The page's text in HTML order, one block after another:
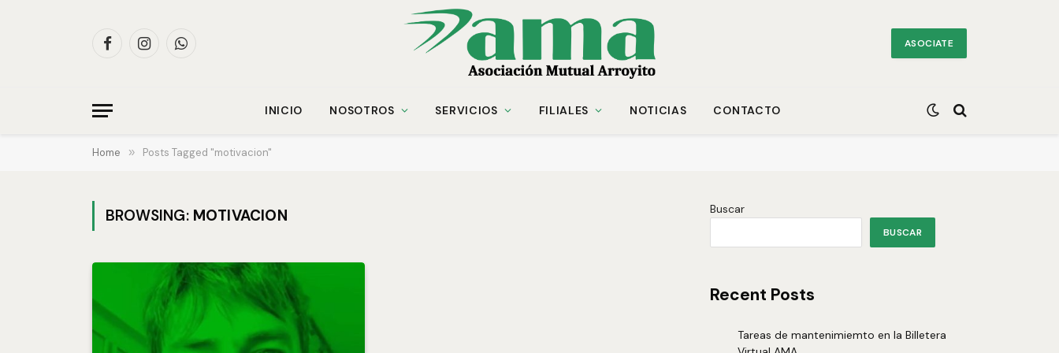
FacebookInstagramWhatsApp ASOCIATE
INICIO NOSOTROS SERVICIOS FILIALES NOTICIAS CONTACTO
Home » Posts Tagged "motivacion"
BROWSING: MOTIVACION Buscar
BUSCAR
Recent Posts
Tareas de mantenimiemto en la Billetera